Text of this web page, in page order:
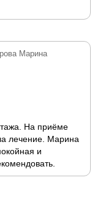
Марина
На приёме
лечение. Марина
и